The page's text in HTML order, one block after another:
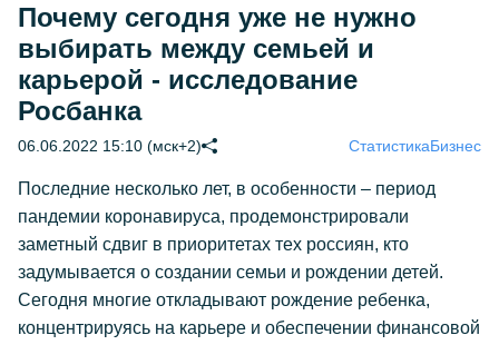
Почему сегодня уже не нужно
выбирать между семьей и
карьерой - исследование
Росбанка
06.06.2022 15:10 (мск+2) СтатистикаБизнес
Последние несколько лет, в особенности – период
пандемии коронавируса, продемонстрировали
заметный сдвиг в приоритетах тех россиян, кто
задумывается о создании семьи и рождении детей.
Сегодня многие откладывают рождение ребенка,
концентрируясь на карьере и обеспечении финансовой